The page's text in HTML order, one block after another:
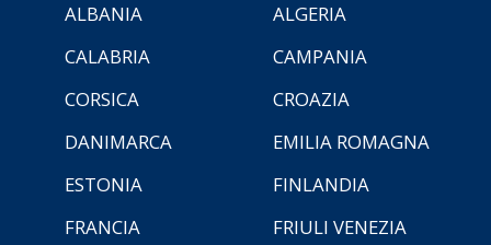
ALBANIA
ALGERIA
CALABRIA
CAMPANIA
CORSICA
CROAZIA
DANIMARCA
EMILIA ROMAGNA
ESTONIA
FINLANDIA
FRANCIA
FRIULI VENEZIA